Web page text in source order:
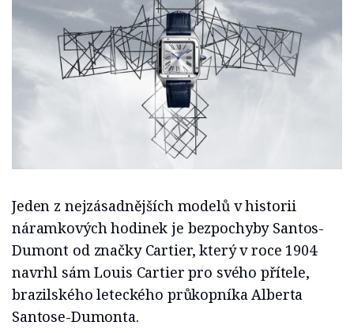
Jeden z nejzásadnějších modelů v historii
náramkových hodinek je bezpochyby Santos-
Dumont od značky Cartier, který v roce 1904
navrhl sám Louis Cartier pro svého přítele,
brazilského leteckého průkopníka Alberta
Santose-Dumonta.